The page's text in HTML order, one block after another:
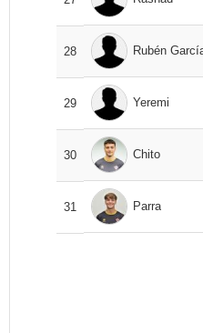
28 Rubén
29 Yeremi
30 Chito
31 Parra